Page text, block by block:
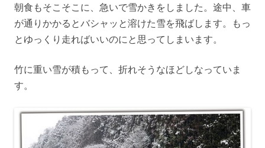
朝食もそこそこに、急いで雪かきをしました。途中、車
が通りかかるとバシャッと溶けた雪を飛ばします。もっ
とゆっくり走ればいいのにと思ってしまいます。
竹に重い雪が積もって、折れそうなほどしなっていま
す。